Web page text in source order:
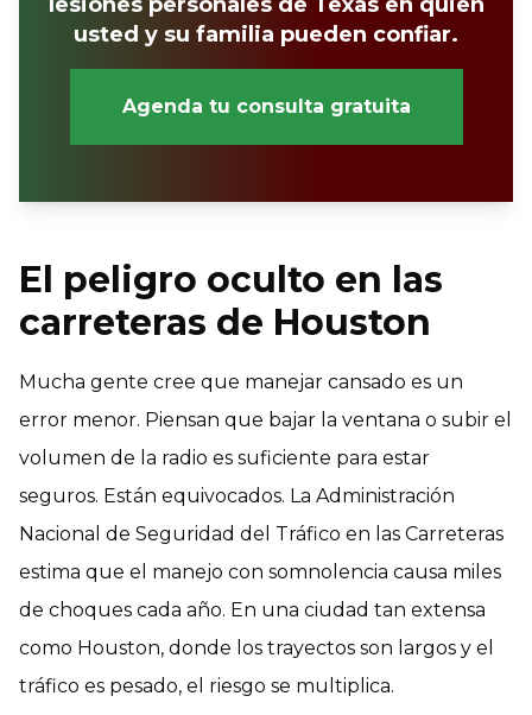
usted y su familia pueden confiar.
Agenda tu consulta gratuita
El peligro oculto en las
carreteras de Houston
Mucha gente cree que manejar cansado es un
error menor. Piensan que bajar la ventana o subir el
volumen de la radio es suficiente para estar
seguros. Están equivocados. La Administración
Nacional de Seguridad del Tráfico en las Carreteras
estima que el manejo con somnolencia causa miles
de choques cada año. En una ciudad tan extensa
como Houston, donde los trayectos son largos y el
tráfico es pesado, el riesgo se multiplica.